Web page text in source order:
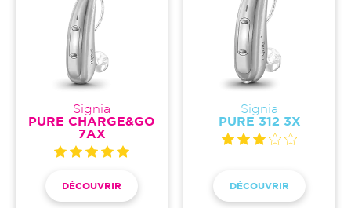
Signia
PURE CHARGE&GO
7AX
DÉCOUVRIR
Signia
PURE 312 3X
DÉCOUVRIR